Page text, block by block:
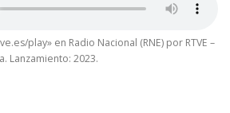
play» en Radio Nacional (RNE) por RTVE –
Lanzamiento: 2023.